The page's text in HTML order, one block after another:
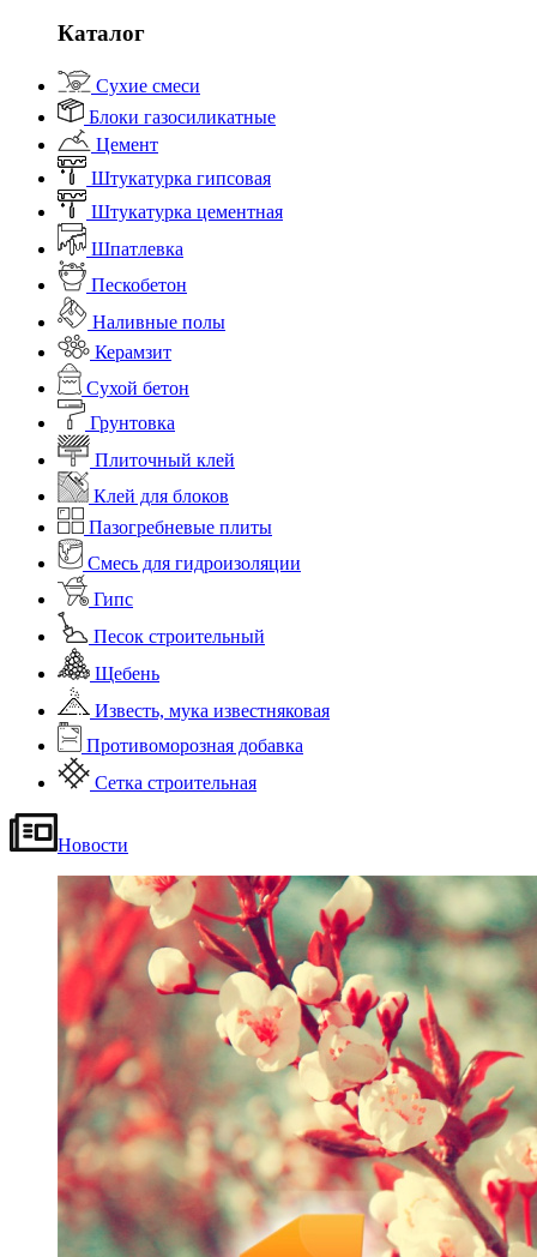
Каталог
Сухие смеси
Блоки газосиликатные
Цемент
Штукатурка гипсовая
Штукатурка цементная
Шпатлевка
Пескобетон
Наливные полы
Керамзит
Сухой бетон
Грунтовка
Плиточный клей
Клей для блоков
Пазогребневые плиты
Смесь для гидроизоляции
Гипс
Песок строительный
Щебень
Известь, мука известняковая
Противоморозная добавка
Сетка строительная
Новости